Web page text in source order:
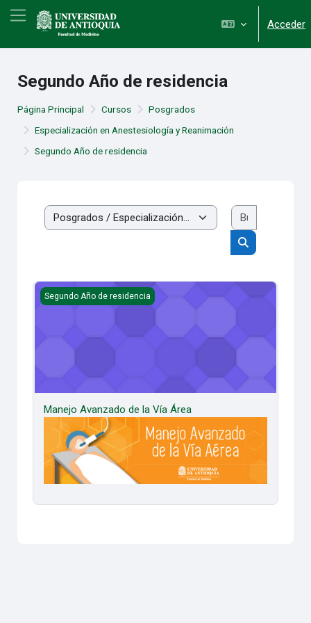
Salta al contenido principal
Panel lateral
Acceder
Segundo Año de residencia
Página Principal Cursos
Posgrados
Especialización en Anestesiología y Reanimación
Segundo Año de residencia
Categorías
Buscar cursos
Manejo Avanzado de la Vía Área
Segundo Año de residencia
Manejo Avanzado de la Vía Área